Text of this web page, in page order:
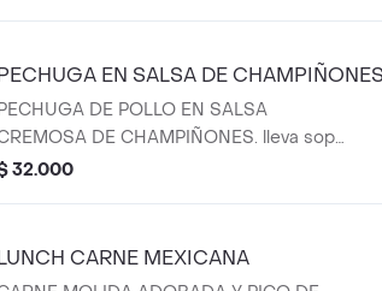
EN SALSA DE CHAMPIÑONES
DE POLLO EN SALSA
DE CHAMPIÑONES. lleva sopa
agua de panela.
32.000
CARNE MEXICANA